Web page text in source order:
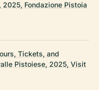
2025, Fondazione Pistoia
Tickets, and
Pistoiese, 2025, Visit